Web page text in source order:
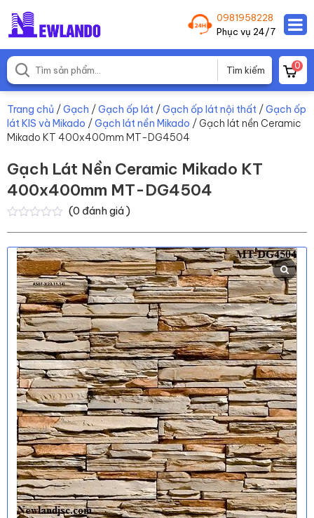
0981958228
Phục vụ 24/7
0
Trang chủ /Gạch /Gạch ốp lát /Gạch ốp lát nội thất /Gạch ốp
lát KIS và Mikado /Gạch lát nền Mikado / Gạch lát nền Ceramic
Mikado KT 400x400mm MT-DG4504
Gạch Lát Nền Ceramic Mikado KT
400x400mm MT-DG4504
5
dựa
trên
đánh
giá
(0 đánh giá )